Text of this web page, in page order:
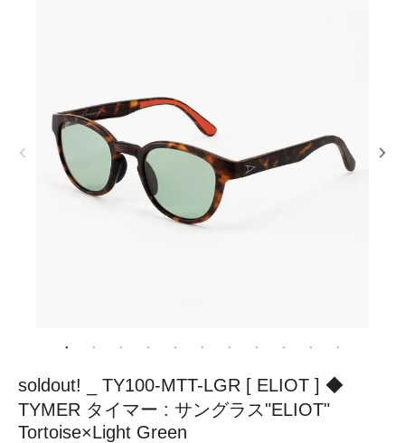
soldout! _ TY100-MTT-LGR [ ELIOT ] ◆
TYMER タイマー : サングラス"ELIOT"
Tortoise×Light Green